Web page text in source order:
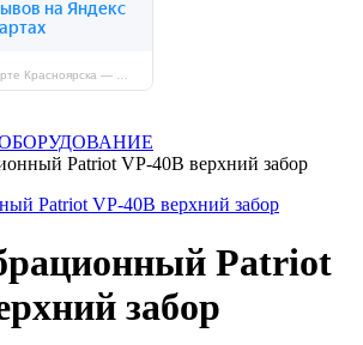
Patriot VP-40В верхний забор
Patriot
забор